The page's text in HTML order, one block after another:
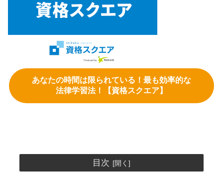
あなたの時間は限られている！最も効率的な
法律学習法！【資格スクエア】
目次